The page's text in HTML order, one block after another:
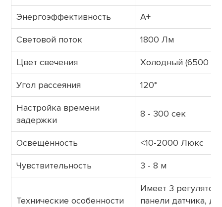
Энергоэффективность A+
Световой поток 1800 Лм
Цвет свечения Холодный (6500 К)
Угол рассеяния 120°
Настройка времени
задержки
8 - 300 сек
Освещённость <10-2000 Люкс
Чувствительность 3 - 8 м
Технические особенности
Имеет 3
панели датчика,